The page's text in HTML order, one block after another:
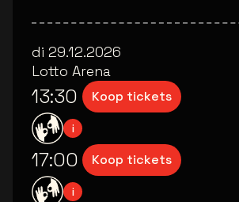
di 29.12.2026
Lotto Arena
13:30 Koop tickets
iMeer informatie over de iconen
17:00 Koop tickets
iMeer informatie over de iconen